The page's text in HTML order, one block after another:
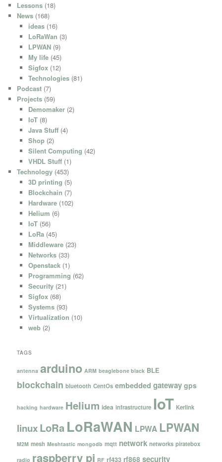
Lessons (18)
News (168)
ideas(16)
LoRaWan (3)
LPWAN(9)
My life(45)
Sigfox(12)
Technologies(81)
Podcast (7)
Projects (59)
Demomaker(2)
IoT(8)
Java Stuff(4)
Shop(2)
Silent Computing (42)
VHDL Stuff(1)
Technology (453)
3D printing (5)
Blockchain (7)
Hardware(102)
Helium (6)
IoT(56)
LoRa(45)
Middleware(23)
Networks(33)
Openstack(1)
Programming (62)
Security(21)
Sigfox(68)
Systems(93)
Virtualization (10)
web(2)
TAGS
antenna arduino ARM beaglebone black BLE
blockchain bluetooth CentOs embedded gateway gps
hacking hardware Helium idea infrastructure IoT Kerlink
linuxLoRa LoRaWAN LPWA LPWAN
M2M mesh Meshtastic mongodb mqtt network networks piratebox
radio raspberry pi RF rf433 rf868 security